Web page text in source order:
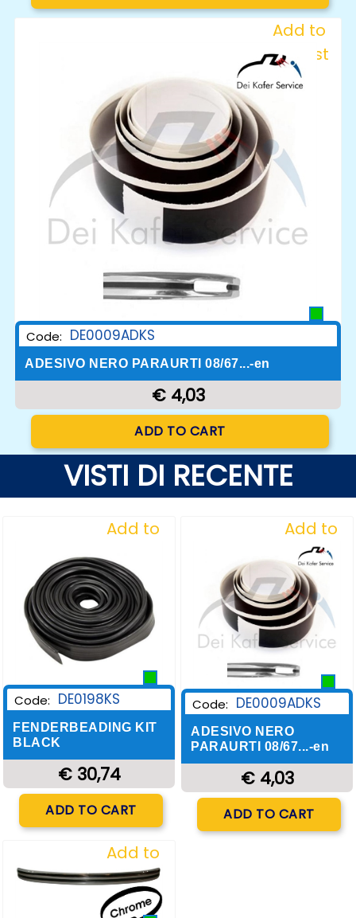
Add to
Wishlist
Code: DE0009ADKS
ADESIVO NERO PARAURTI 08/67...-en
€ 4,03
Quantity
ADD TO CART
VISTI DI RECENTE
Add to
Wishlist
Code: DE0198KS
FENDERBEADING KIT
BLACK
€ 30,74
Quantity
ADD TO CART
Add to
Wishlist
Code: DE0009ADKS
ADESIVO NERO
PARAURTI 08/67...-en
€ 4,03
Quantity
ADD TO CART
Add to
Wishlist